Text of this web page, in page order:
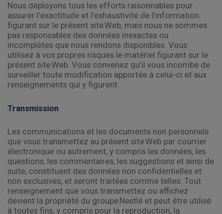
Nous déployons tous les efforts raisonnables pour
assurer l’exactitude et l’exhaustivité de l’information
figurant sur le présent site Web, mais nous ne sommes
pas responsables des données inexactes ou
incomplètes que nous rendons disponibles. Vous
utilisez à vos propres risques le matériel figurant sur le
présent site Web. Vous convenez qu’il vous incombe de
surveiller toute modification apportée à celui-ci et aux
renseignements qui y figurent.
Transmission
Les communications et les documents non personnels
que vous transmettez au présent site Web par courrier
électronique ou autrement, y compris les données, les
questions, les commentaires, les suggestions et ainsi de
suite, constituent des données non confidentielles et
non exclusives, et seront traitées comme telles. Tout
renseignement que vous transmettez ou affichez
devient la propriété du groupe Nestlé et peut être utilisé
à toutes fins, y compris pour la reproduction, la